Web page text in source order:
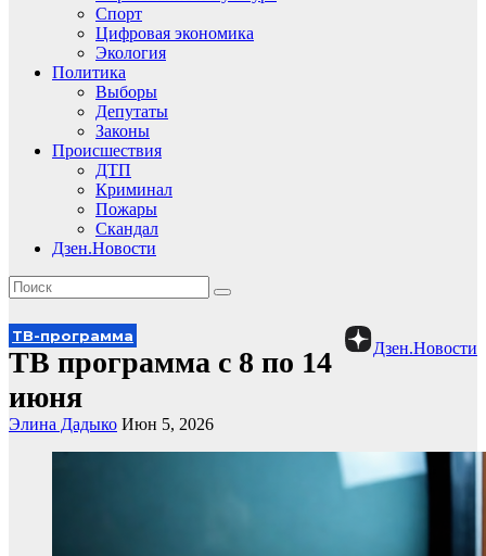
Спорт
Цифровая экономика
Экология
Политика
Выборы
Депутаты
Законы
Происшествия
ДТП
Криминал
Пожары
Скандал
Дзен.Новости
Дзен.Новости
ТВ-программа
ТВ программа с 8 по 14
июня
Элина Дадыко Июн 5, 2026